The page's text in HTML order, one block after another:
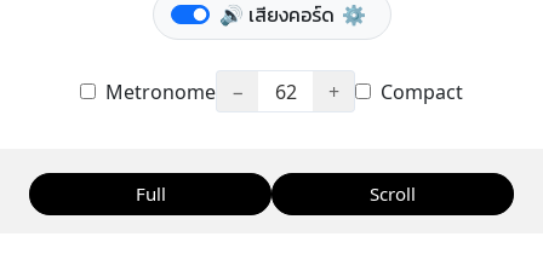
🔊 เสียงคอร์ด ⚙️
Metronome − 62 + Compact
Full Scroll